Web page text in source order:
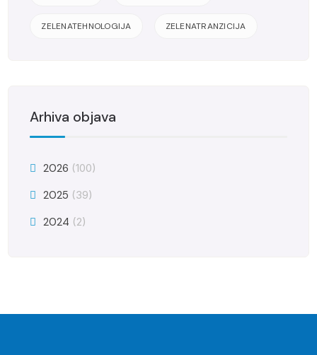
ZELENATEHNOLOGIJA ZELENATRANZICIJA
Arhiva objava
2026 (100)
2025 (39)
2024 (2)